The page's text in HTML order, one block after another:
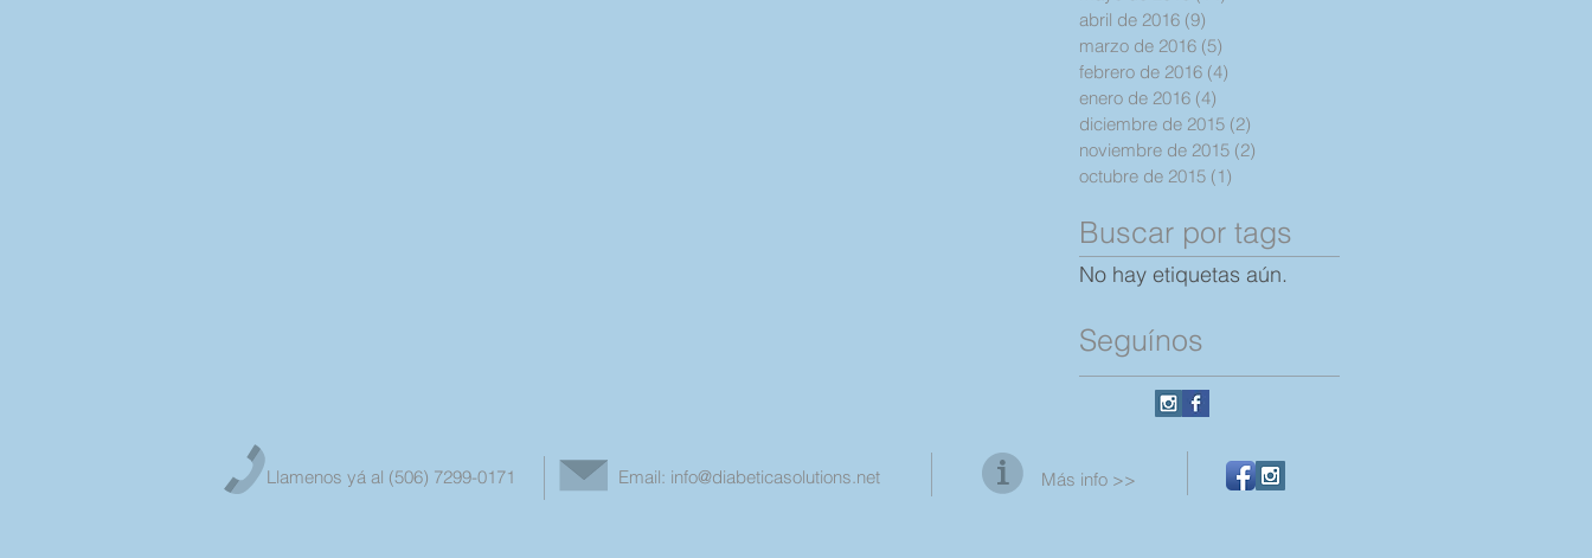
abril de 2016 (9)
marzo de 2016 (5)
febrero de 2016 (4)
enero de 2016 (4)
diciembre de 2015 (2)
noviembre de 2015 (2)
octubre de 2015 (1)
Buscar por tags
No hay etiquetas aún.
Seguínos
Llamenos yá al (506) 7299-0171 Email: info@diabeticasolutions.net Más info >>